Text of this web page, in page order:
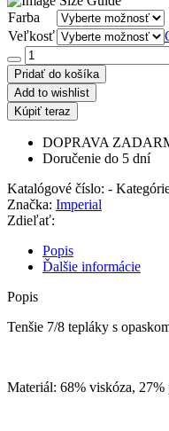
Farba
Veľkosť
množstvo
Tepláky
zn.
Imperial
Pridať do košíka
Add to wishlist
Kúpiť teraz
DOPRAVA
Doručenie do 5 dní
Katalógové číslo: -
Značka: Imperial
Zdieľať:
Popis
Ďalšie informácie
Popis
Tenšie 7/8 tepláky s
Materiál: 68% viskóza, 27%